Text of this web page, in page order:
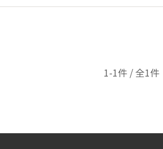
1-1件 / 全1件